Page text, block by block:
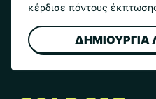
κέρδισε πόντους
ΔΗΜΙΟΥΡΓΙΑ